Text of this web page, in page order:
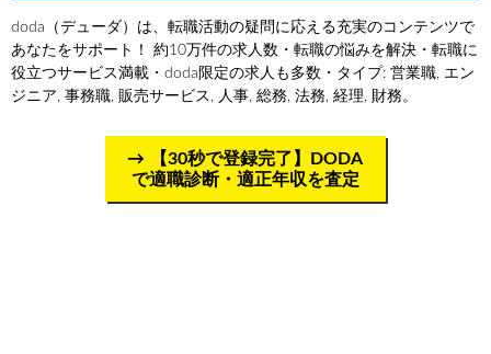
doda（デューダ）は、転職活動の疑問に応える充実のコンテンツで
あなたをサポート！ 約10万件の求人数・転職の悩みを解決・転職に
役立つサービス満載・doda限定の求人も多数・タイプ: 営業職, エン
ジニア, 事務職, 販売サービス, 人事, 総務, 法務, 経理, 財務。
【30秒で登録完了】DODA
で適職診断・適正年収を査定